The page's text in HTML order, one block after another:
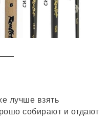
лучше взять
собирают и отдают